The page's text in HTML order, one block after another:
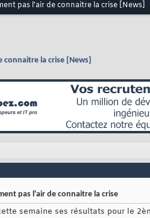
pas l'air de connaitre la crise [News]
connaitre la crise [News]
pas l'air de connaitre la crise
semaine ses résultats pour le